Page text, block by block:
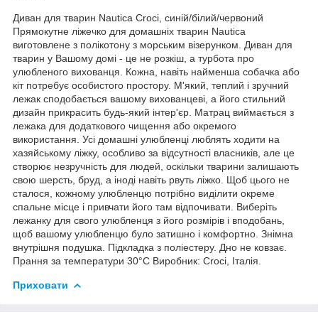
Диван для тварин Nautica Croci, синій/білий/червоний
Прямокутне ліжечко для домашніх тварин Nautica
виготовлене з полікотону з морським візерунком. Диван для
тварин у Вашому домі - це не розкіш, а турбота про
улюбленого вихованця. Кожна, навіть найменша собачка або
кіт потребує особистого простору. М'який, теплий і зручний
лежак сподобається вашому вихованцеві, а його стильний
дизайн прикрасить будь-який інтер'єр. Матрац виймається з
лежака для додаткового чищення або окремого
використання. Усі домашні улюбленці люблять ходити на
хазяйському ліжку, особливо за відсутності власників, але це
створює незручність для людей, оскільки тварини залишають
свою шерсть, бруд, а іноді навіть рвуть ліжко. Щоб цього не
сталося, кожному улюбленцю потрібно виділити окреме
спальне місце і привчати його там відпочивати. Виберіть
лежанку для свого улюбленця з його розмірів і вподобань,
щоб вашому улюбленцю було затишно і комфортно. Знімна
внутрішня подушка. Підкладка з поліестеру. Дно не ковзає.
Прання за температури 30°C Виробник: Croci, Італія.
Приховати